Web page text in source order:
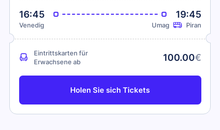
16:45 19:45
Venedig Umag Piran
Eintrittskarten für
Erwachsene ab
100.00€
Holen Sie sich Tickets